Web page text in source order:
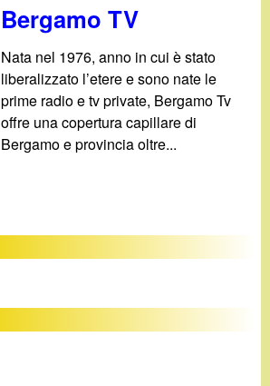
Bergamo TV
Nata nel 1976, anno in cui è stato
liberalizzato l’etere e sono nate le
prime radio e tv private, Bergamo Tv
offre una copertura capillare di
Bergamo e provincia oltre...